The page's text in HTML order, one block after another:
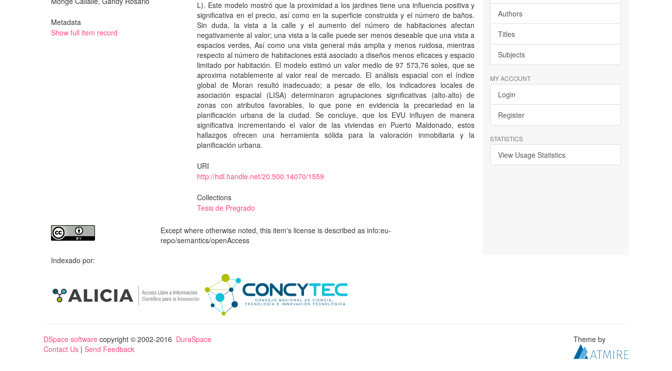
Metadata
Show full item record
L). Este modelo mostró que la proximidad a los jardines tiene una influencia positiva y
significativa en el precio, así como en la superficie construida y el número de baños.
Sin duda, la vista a la calle y el aumento del número de habitaciones afectan
negativamente al valor; una vista a la calle puede ser menos deseable que una vista a
espacios verdes, Así como una vista general más amplia y menos ruidosa, mientras
respecto al número de habitaciones está asociado a diseños menos eficaces y espacio
limitado por habitación. El modelo estimó un valor medio de 97 573,76 soles, que se
aproxima notablemente al valor real de mercado. El análisis espacial con el índice
global de Moran resultó inadecuado; a pesar de ello, los indicadores locales de
asociación espacial (LISA) determinaron agrupaciones significativas (alto-alto) de
zonas con atributos favorables, lo que pone en evidencia la precariedad en la
planificación urbana de la ciudad. Se concluye, que los EVU influyen de manera
significativa incrementando el valor de las viviendas en Puerto Maldonado, estos
hallazgos ofrecen una herramienta sólida para la valoración inmobiliaria y la
planificación urbana.
URI
http://hdl.handle.net/20.500.14070/1559
Collections
Tesis de Pregrado
Except where otherwise noted, this item's license is described as info:eu-
repo/semantics/openAccess
Authors
Titles
Subjects
MY ACCOUNT
Login
Register
STATISTICS
View Usage Statistics
Indexado por:
DSpace software copyright © 2002-2016 DuraSpace
Contact Us | Send Feedback
Theme by